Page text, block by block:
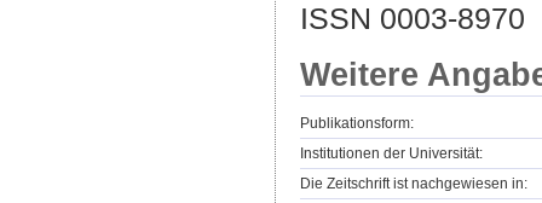
ISSN 0003-8970
Weitere
Publikationsform:
Institutionen der Universität:
Die Zeitschrift ist nachgewiesen in: